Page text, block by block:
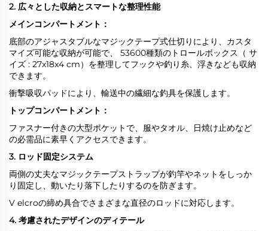
2. 広々とした収納とスマートな整理性能
メインコンパートメント：
底部のアジャスタブルなマジックテープ式仕切りにより、カスタ
マイズ可能な収納が可能で、 53600種類のトロールボックス（ サ
イズ : 27x18x4 cm）を整理してフックや釣り糸、浮きなども収納
できます。
衝撃吸収パッドにより、輸送中の繊細な釣具を保護します。
トップコンパートメント：
ファスナー付きの大型ポケットで、服やタオル、日焼け止めなど
の必需品に素早くアクセスできます。
3. ロッド固定システム
両側の丈夫なマジックテープストラップが釣竿やネットをしっか
り固定し、動いたり落下したりするのを防ぎます。
V elcroの締め具合でさまざまな直径のロッドに対応します。
4. 考慮されたデザインのディテール